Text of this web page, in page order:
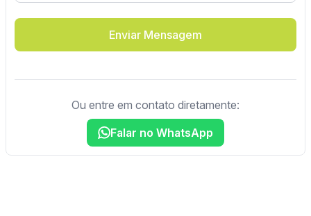
Enviar Mensagem
Ou entre em contato diretamente:
Falar no WhatsApp